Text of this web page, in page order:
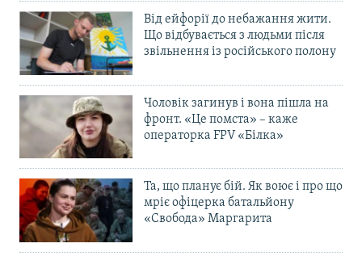
Від ейфорії до небажання жити.
Що відбувається з людьми після
звільнення із російського полону
Чоловік загинув і вона пішла на
фронт. «Це помста» – каже
операторка FPV «Білка»
Та, що планує бій. Як воює і про що
мріє офіцерка батальйону
«Свобода» Маргарита